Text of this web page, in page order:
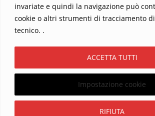
invariate e quindi la navigazione può
cookie o altri strumenti di tracciamento
tecnico. .
Impostazione cookie
RIFIUTA
ACCETTA TUTTI
Sostieni La Buona Parola – dona 5 €, 10 €, 25
I viaggi dell’anima
Catechesi
Informativa Privacy
Copyright ©2026 La buona Parola . All
Powered byWordPress &Designed by